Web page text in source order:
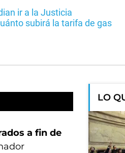
ir a la Justicia
subirá la tarifa de gas
a fin de
LO